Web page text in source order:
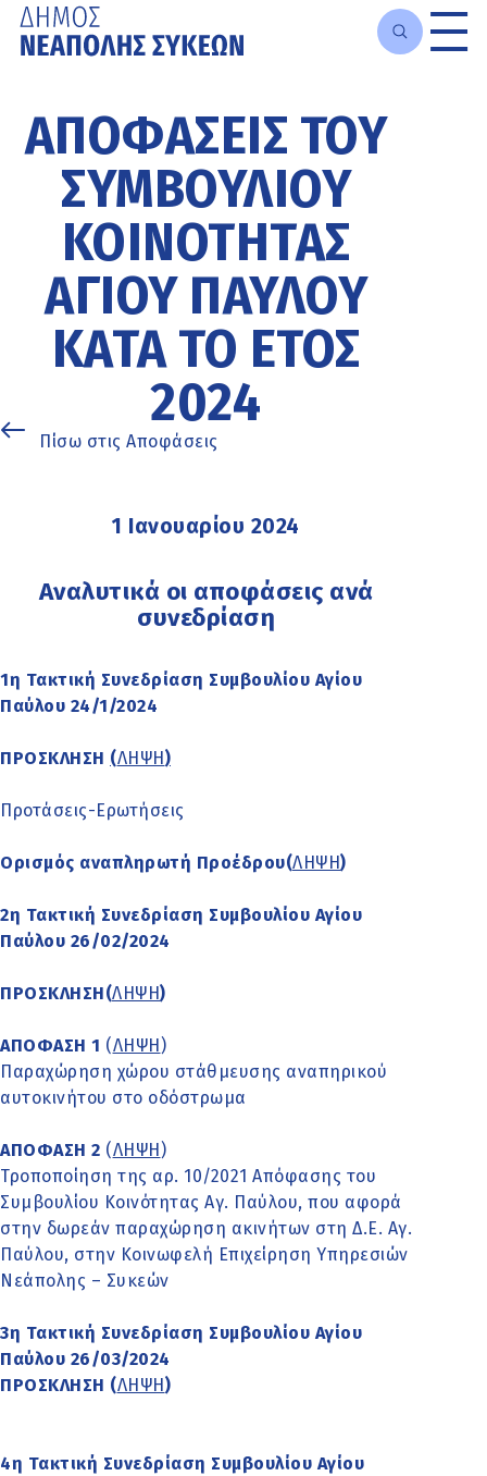
κυρίως
περιεχόμενο
ΑΠΟΦΆΣΕΙΣ ΤΟΥ
ΣΥΜΒΟΥΛΊΟΥ
ΚΟΙΝΌΤΗΤΑΣ
ΑΓΊΟΥ ΠΑΎΛΟΥ
ΚΑΤΆ ΤΟ ΈΤΟΣ
2024
Πίσω στις Αποφάσεις
1 Ιανουαρίου 2024
Αναλυτικά οι αποφάσεις ανά
συνεδρίαση
1η Τακτική Συνεδρίαση Συμβουλίου Αγίου
Παύλου 24/1/2024
ΠΡΟΣΚΛΗΣΗ (ΛΗΨΗ )
Προτάσεις-Ερωτήσεις
Ορισμός αναπληρωτή Προέδρου(ΛΗΨΗ)
2η Τακτική Συνεδρίαση Συμβουλίου Αγίου
Παύλου 26/02/2024
ΠΡΟΣΚΛΗΣΗ(ΛΗΨΗ)
ΑΠΟΦΑΣΗ 1 (ΛΗΨΗ )
Παραχώρηση χώρου στάθμευσης αναπηρικού
αυτοκινήτου στο οδόστρωμα
ΑΠΟΦΑΣΗ 2 (ΛΗΨΗ )
Τροποποίηση της αρ. 10/2021 Απόφασης του
Συμβουλίου Κοινότητας Αγ. Παύλου, που αφορά
στην δωρεάν παραχώρηση ακινήτων στη Δ.Ε. Αγ.
Παύλου, στην Κοινωφελή Επιχείρηση Υπηρεσιών
Νεάπολης – Συκεών
3η Τακτική Συνεδρίαση Συμβουλίου Αγίου
Παύλου 26/03/2024
ΠΡΟΣΚΛΗΣΗ (ΛΗΨΗ )
4η Τακτική Συνεδρίαση Συμβουλίου Αγίου